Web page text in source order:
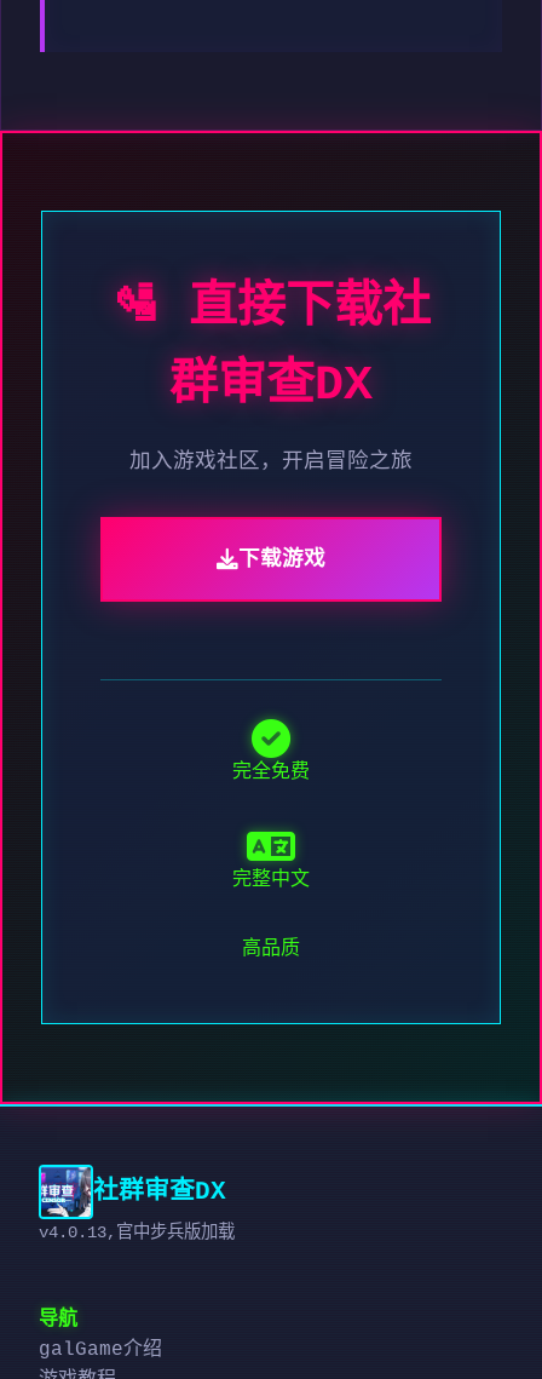
🛂 直接下载社
群审查DX
加入游戏社区，开启冒险之旅
下载游戏
完全免费
完整中文
高品质
社群审查DX
v4.0.13,官中步兵版加载
导航
galGame介绍